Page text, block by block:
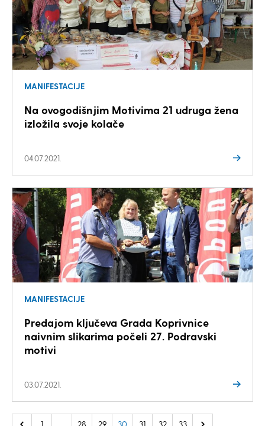
MANIFESTACIJE
Na ovogodišnjim Motivima 21 udruga žena
izložila svoje kolače
04.07.2021.
MANIFESTACIJE
Predajom ključeva Grada Koprivnice
naivnim slikarima počeli 27. Podravski
motivi
03.07.2021.
1 28 29 30 31 32 33